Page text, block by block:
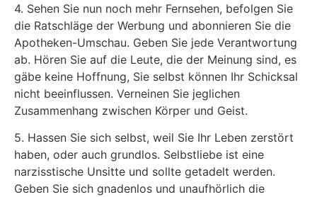
4. Sehen Sie nun noch mehr Fernsehen, befolgen Sie
die Ratschläge der Werbung und abonnieren Sie die
Apotheken-Umschau. Geben Sie jede Verantwortung
ab. Hören Sie auf die Leute, die der Meinung sind, es
gäbe keine Hoffnung, Sie selbst können Ihr Schicksal
nicht beeinflussen. Verneinen Sie jeglichen
Zusammenhang zwischen Körper und Geist.
5. Hassen Sie sich selbst, weil Sie Ihr Leben zerstört
haben, oder auch grundlos. Selbstliebe ist eine
narzisstische Unsitte und sollte getadelt werden.
Geben Sie sich gnadenlos und unaufhörlich die